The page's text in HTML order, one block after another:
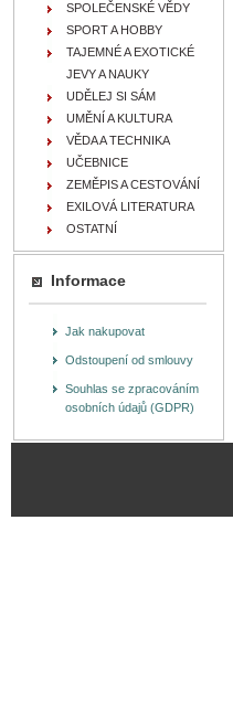
SPOLEČENSKÉ VĚDY
SPORT A HOBBY
TAJEMNÉ A EXOTICKÉ
JEVY A NAUKY
UDĚLEJ SI SÁM
UMĚNÍ A KULTURA
VĚDA A TECHNIKA
UČEBNICE
ZEMĚPIS A CESTOVÁNÍ
EXILOVÁ LITERATURA
OSTATNÍ
Informace
Jak nakupovat
Odstoupení od smlouvy
Souhlas se zpracováním
osobních údajů (GDPR)